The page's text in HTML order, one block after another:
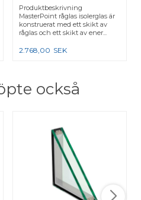
Produktbeskrivning
MasterPoint råglas isolerglas är
konstruerat med ett skikt av
råglas och ett skikt av ener...
2.768,00 SEK
också